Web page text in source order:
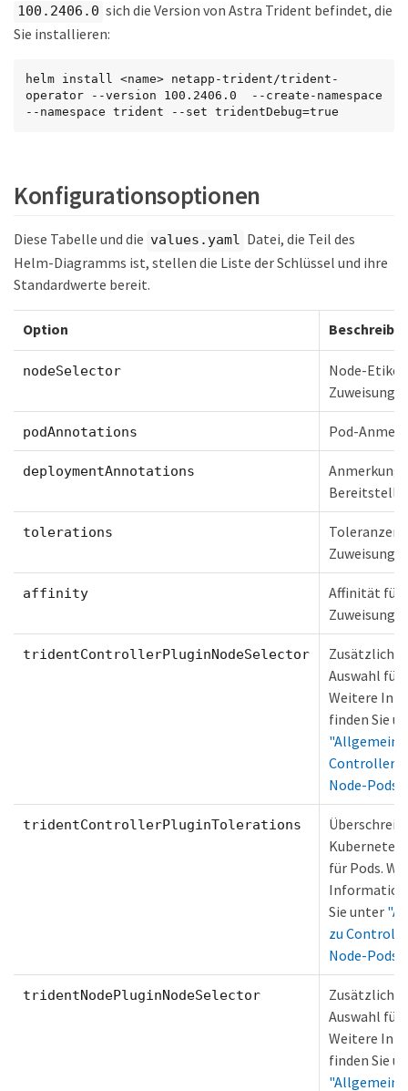
100.2406.0 sich die Version von Astra Trident befindet, die
Sie installieren:
helm install <name> netapp-trident/trident-
operator --version 100.2406.0  --create-namespace
--namespace trident --set tridentDebug=true
Konfigurationsoptionen
Diese Tabelle und die values.yaml Datei, die Teil des
Helm-Diagramms ist, stellen die Liste der Schlüssel und ihre
Standardwerte bereit.
Option
nodeSelector
Node-
Zuweisung
podAnnotations Pod-
deploymentAnnotations
tolerations
Toleranzen
Zuweisung
affinity
Affinität für
Zuweisung
tridentControllerPluginNodeSelector
Zusätzliche
Auswahl für
Weitere
finden Sie
Controller-
Node-Pods"
tridentControllerPluginTolerations
für Pods.
Sie unter
zu
Node-Pods"
tridentNodePluginNodeSelector
Zusätzliche
Auswahl für
Weitere
finden Sie